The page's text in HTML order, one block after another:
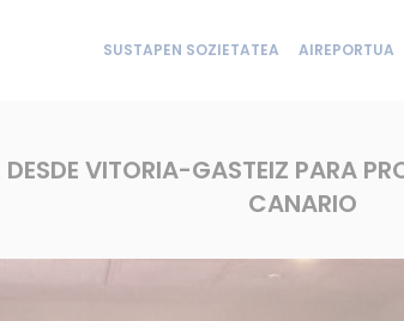
SUSTAPEN SOZIETATEA AIREPORTUA
VITORIA-GASTEIZ PARA
CANARIO